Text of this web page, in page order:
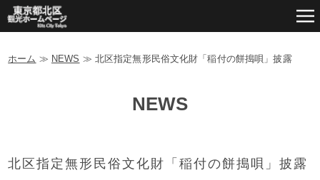
ホーム ≫ NEWS ≫ 北区指定無形民俗文化財「稲付の餅搗唄」披露
NEWS
北区指定無形民俗文化財「稲付の餅搗唄」披露